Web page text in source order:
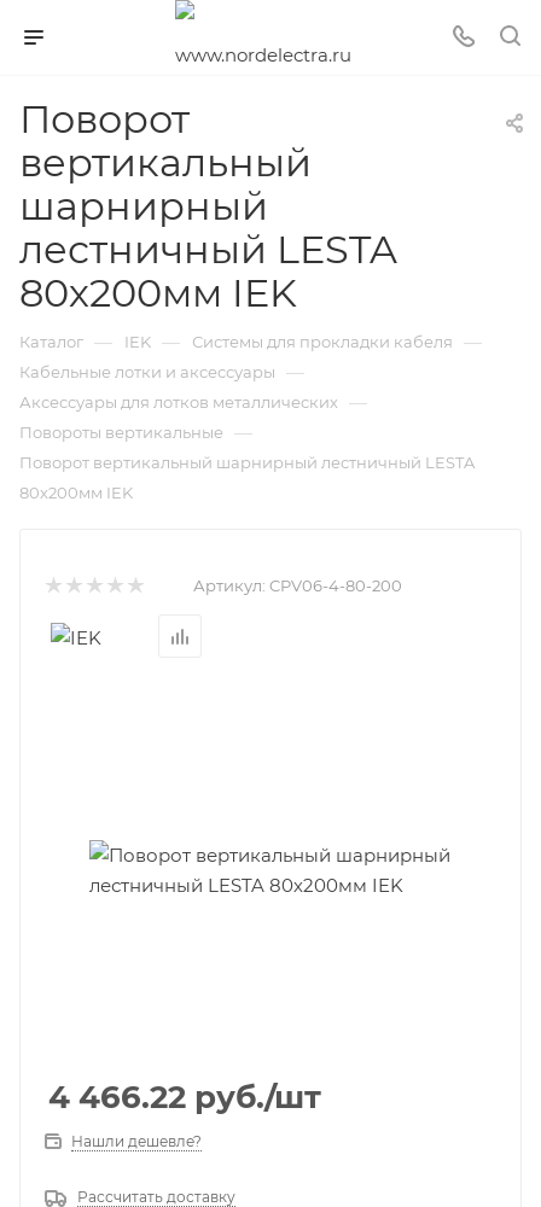
Поворот
вертикальный
шарнирный
лестничный LESTA
80х200мм IEK
Каталог — IEK — Системы для прокладки кабеля —
Кабельные лотки и аксессуары —
Аксессуары для лотков металлических —
Повороты вертикальные —
Поворот вертикальный шарнирный лестничный LESTA
80х200мм IEK
Артикул: CPV06-4-80-200
4 466.22 руб./шт
Нашли дешевле?
Рассчитать доставку